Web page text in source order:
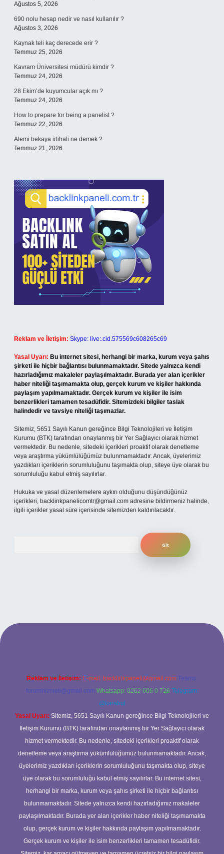
Ağustos 5, 2026
690 nolu hesap nedir ve nasıl kullanılır ?
Ağustos 3, 2026
Kaynak teli kaç derecede erir ?
Temmuz 25, 2026
Kavram Üniversitesi müdürü kimdir ?
Temmuz 24, 2026
28 Ekim’de kuyumcular açık mı ?
Temmuz 24, 2026
How to prepare for being a panelist ?
Temmuz 22, 2026
Alemi bekaya irtihali ne demek ?
Temmuz 21, 2026
Reklam ve İletişim: Skype: live:.cid.575569c608265c69
Yasal Uyarı: Bu internet sitesi, herhangi bir marka, kurum veya şahıs
şirketi ile hiçbir bağlantısı bulunmamaktadır. Sitede yalnızca kendi
hazırladığımız makaleler paylaşılmaktadır. Burada yer alan içerikler
haber niteliği taşımamakta olup, gerçek kurum ve kişiler hakkında
paylaşım yapılmamaktadır. Gerçek kurum ve kişiler ile isim
benzerlikleri tamamen tesadüfidir. Sitemizdeki bilgiler taslak
halindedir ve tavsiye niteliği taşımazlar.
Sitemiz, 5651 Sayılı Kanun gereğince Bilgi Teknolojileri ve İletişim
Kurumu (BTK) tarafından onaylanmış bir Yer Sağlayıcı olarak hizmet
vermektedir. Bu nedenle, sitedeki içerikleri proaktif olarak denetleme
veya araştırma yükümlülüğümüz bulunmamaktadır. Ancak, üyelerimiz
yazdıkları içeriklerin sorumluluğunu taşımakta olup, siteye üye olarak bu
sorumluluğu kabul etmiş sayılırlar.
Hukuka ve yasal düzenlemelere aykırı olduğunu düşündüğünüz
içerikleri, backlinkpanelicomtr@gmail.com adresine bildirmeniz halinde,
ilgili içerikler yasal süre içerisinde sitemizden kaldırılacaktır.
giriş
Reklam ve İletişim: E-mail: backlinkpaneli@gmail.com Teams:
forumhizmeti@gmail.com Whatsapp: 0262 606 0 726 Telegram:
@karabul
Yasal Uyarı: Sitemiz, 5651 Sayılı Kanun gereğince Bilgi Teknolojileri ve
İletişim Kurumu (BTK) tarafından onaylanmış bir Yer Sağlayıcı olarak
hizmet vermektedir. Bu nedenle, sitedeki içerikleri proaktif olarak
denetleme veya araştırma yükümlülüğümüz bulunmamaktadır. Ancak,
üyelerimiz yazdıkları içeriklerin sorumluluğunu taşımakta olup, siteye
üye olarak bu sorumluluğu kabul etmiş sayılırlar. Bu internet sitesi,
herhangi bir marka, kurum veya şahıs şirketi ile hiçbir bağlantısı
bulunmamaktadır. Sitede yalnızca kendi hazırladığımız makaleler
paylaşılmaktadır. Burada yer alan içerikler haber niteliği taşımamakta
olup, gerçek kurum ve kişiler hakkında paylaşım yapılmamaktadır.
Gerçek kurum ve kişiler ile isim benzerlikleri tamamen tesadüfidir.